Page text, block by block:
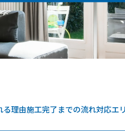
る理由施工完了までの流れ対応エ